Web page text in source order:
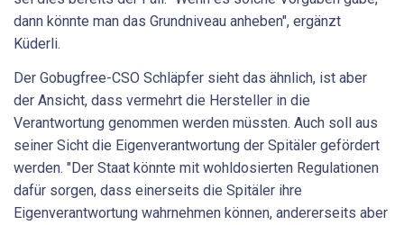
dann könnte man das Grundniveau anheben", ergänzt
Küderli.
Der Gobugfree-CSO Schläpfer sieht das ähnlich, ist aber
der Ansicht, dass vermehrt die Hersteller in die
Verantwortung genommen werden müssten. Auch soll aus
seiner Sicht die Eigenverantwortung der Spitäler gefördert
werden. "Der Staat könnte mit wohldosierten Regulationen
dafür sorgen, dass einerseits die Spitäler ihre
Eigenverantwortung wahrnehmen können, andererseits aber